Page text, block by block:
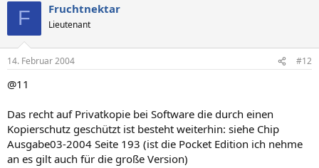
F Fruchtnektar
Lieutenant
14. Februar 2004 #12
@11
Das recht auf Privatkopie bei Software die durch einen
Kopierschutz geschützt ist besteht weiterhin: siehe Chip
Ausgabe03-2004 Seite 193 (ist die Pocket Edition ich nehme
an es gilt auch für die große Version)